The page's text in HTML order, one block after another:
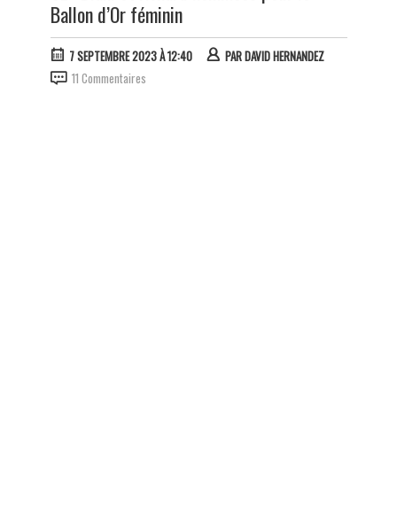
Ballon d’Or féminin
7 SEPTEMBRE 2023 À 12:40 PARDAVID HERNANDEZ
11 Commentaires